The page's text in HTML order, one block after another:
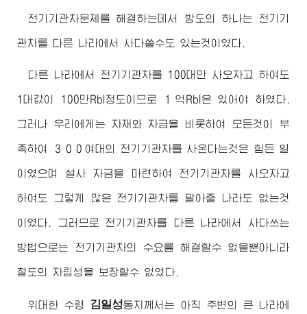
전기기관차문제를 해결하는데서 방도의 하나는 전기기
관차를 다른 나라에서 사다쓸수도 있는것이였다.
다른 나라에서 전기기관차를 100대만 사오자고 하여도
1대값이 100만Rbl정도이므로 １억Rbl은 있어야 하였다.
그러나 우리에게는 자재와 자금을 비롯하여 모든것이 부
족하여 ３００여대의 전기기관차를 사온다는것은 힘든 일
이였으며 설사 자금을 마련하여 전기기관차를 사오자고
하여도 그렇게 많은 전기기관차를 팔아줄 나라도 없는것
이였다. 그러므로 전기기관차를 다른 나라에서 사다쓰는
방법으로는 전기기관차의 수요를 해결할수 없을뿐아니라
철도의 자립성을 보장할수 없었다.
위대한 수령 김일성동지 께서는 아직 주변의 큰 나라에